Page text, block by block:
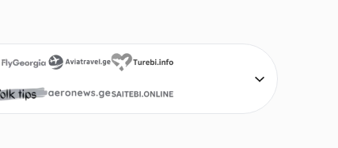
ᲢᲣᲠᲔᲑᲘ
ᲤᲠᲔᲜᲔᲑᲘ ᲘᲐᲤᲐᲓ
SAITEBI GE